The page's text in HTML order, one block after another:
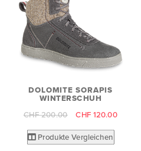
DOLOMITE SORAPIS
WINTERSCHUH
CHF 200.00 CHF 120.00
Produkte Vergleichen